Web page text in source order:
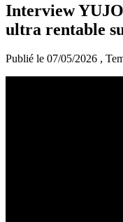
Interview
ultra rentable
Publié le 07/05/2026 ,